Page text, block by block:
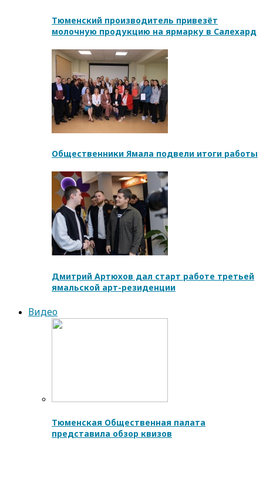
Тюменский производитель привезёт
молочную продукцию на ярмарку в Салехард
Общественники Ямала подвели итоги работы
Дмитрий Артюхов дал старт работе третьей
ямальской арт-резиденции
Видео
Тюменская Общественная палата
представила обзор квизов